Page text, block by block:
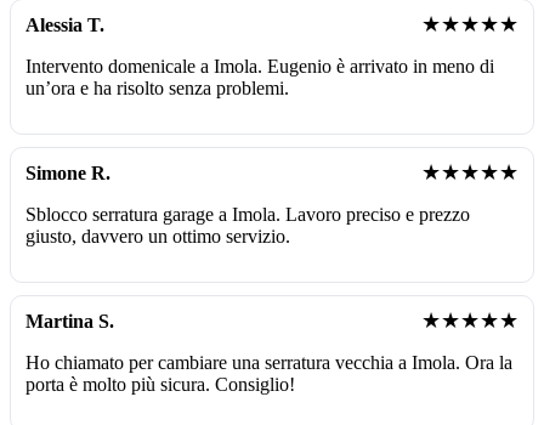
Alessia T. ★★★★★
Intervento domenicale a Imola. Eugenio è arrivato in meno di
un’ora e ha risolto senza problemi.
Simone R. ★★★★★
Sblocco serratura garage a Imola. Lavoro preciso e prezzo
giusto, davvero un ottimo servizio.
Martina S. ★★★★★
Ho chiamato per cambiare una serratura vecchia a Imola. Ora la
porta è molto più sicura. Consiglio!